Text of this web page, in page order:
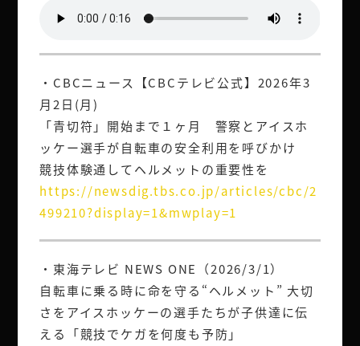
・CBCニュース【CBCテレビ公式】2026年3
月2日(月)
「青切符」開始まで１ヶ月 警察とアイスホ
ッケー選手が自転車の安全利用を呼びかけ
競技体験通してヘルメットの重要性を
https://newsdig.tbs.co.jp/articles/cbc/2
499210?display=1&mwplay=1
・東海テレビ NEWS ONE（2026/3/1）
自転車に乗る時に命を守る“ヘルメット” 大切
さをアイスホッケーの選手たちが子供達に伝
える「競技でケガを何度も予防」